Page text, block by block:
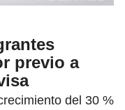
previo a
del 30 %